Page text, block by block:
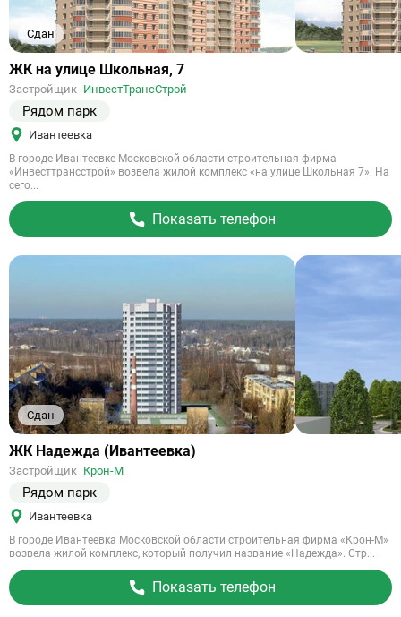
Сдан
Ссылка
объект
ЖК на улице Школьная, 7
Застройщик ИнвестТрансСтрой
Рядом парк
Ивантеевка
В городе Ивантеевке Московской области строительная фирма
«Инвесттрансстрой» возвела жилой комплекс «на улице Школьная 7». На
сего...
Показать телефон
Сдан
Ссылка
объект
ЖК Надежда (Ивантеевка)
Застройщик Крон-М
Рядом парк
Ивантеевка
В городе Ивантеевка Московской области строительная фирма «Крон-М»
возвела жилой комплекс, который получил название «Надежда». Стр...
Показать телефон